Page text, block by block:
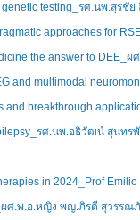
genetic testing_รศ.นพ.สุรชั
approaches for
the answer to DEE_
and multimodal
and breakthrough
รศ.นพ.อธิวัฒน์ สุนทร
in 2024_Prof Emilio
ผศ.พ.อ.หญิง พญ.ภิรดี สุวรรณ